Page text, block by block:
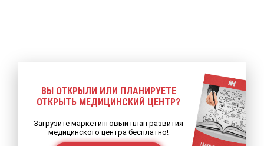
ВЫ ОТКРЫЛИ ИЛИ ПЛАНИРУЕТЕ
ОТКРЫТЬ МЕДИЦИНСКИЙ ЦЕНТР?
Загрузите маркетинговый план развития
медицинского центра бесплатно!